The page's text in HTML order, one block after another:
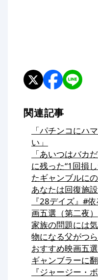
関連記事
「パチンコにハ
い」
「あいつはバカ
に残った“1回損
たギャンブルに
あなたは回復施
『28デイズ』#
画五選（第二夜）
家族の問題には
物になる父がつ
おすすめ映画五選
ギャンブラーに
『ジャージー・